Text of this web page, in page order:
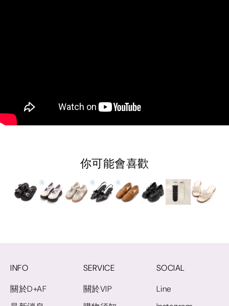
你可能會喜歡
INFO
關於D+AF
SERVICE
關於VIP
SOCIAL
Line